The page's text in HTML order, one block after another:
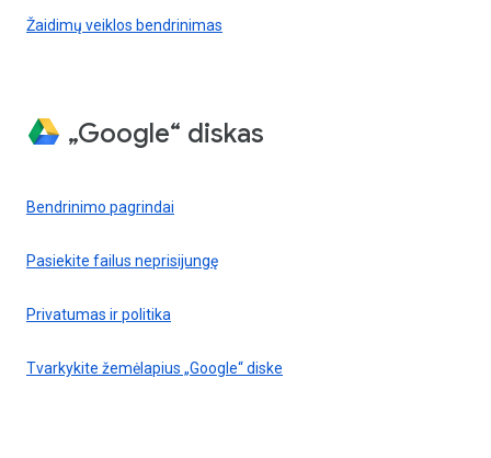
Žaidimų veiklos bendrinimas
„Google“ diskas
Bendrinimo pagrindai
Pasiekite failus neprisijungę
Privatumas ir politika
Tvarkykite žemėlapius „Google“ diske